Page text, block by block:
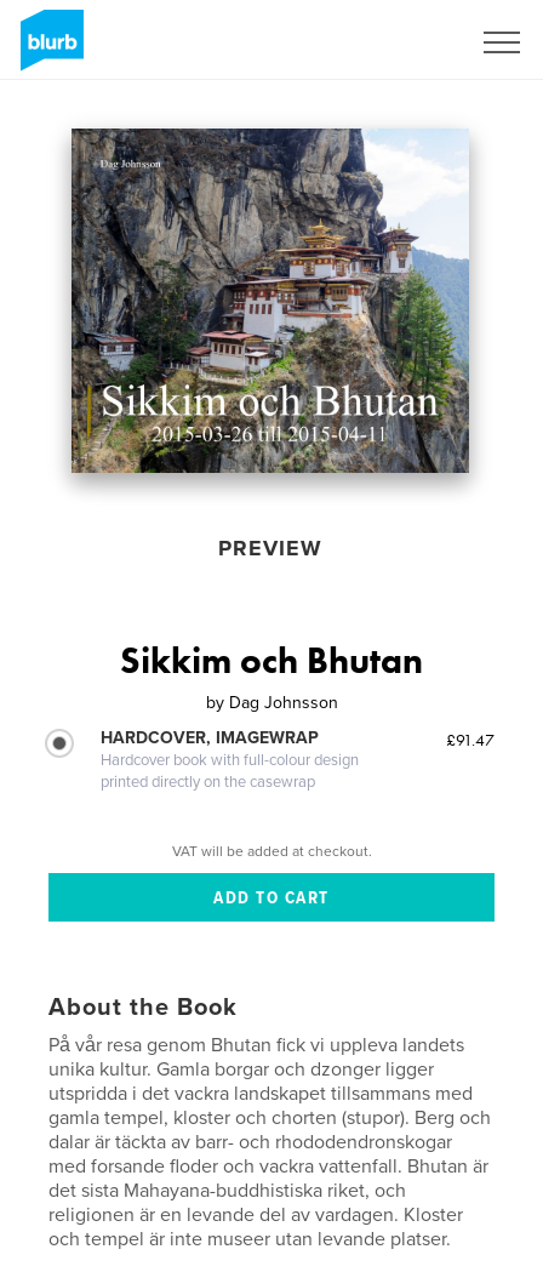
PREVIEW
Sikkim och Bhutan
by Dag Johnsson
HARDCOVER, IMAGEWRAP
Hardcover book with full-colour design
printed directly on the casewrap
£91.47
VAT will be added at checkout.
About the Book
På vår resa genom Bhutan fick vi uppleva landets
unika kultur. Gamla borgar och dzonger ligger
utspridda i det vackra landskapet tillsammans med
gamla tempel, kloster och chorten (stupor). Berg och
dalar är täckta av barr- och rhododendronskogar
med forsande floder och vackra vattenfall. Bhutan är
det sista Mahayana-buddhistiska riket, och
religionen är en levande del av vardagen. Kloster
och tempel är inte museer utan levande platser.